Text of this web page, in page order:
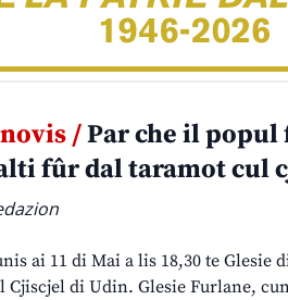
/Par che il popul
fûr dal taramot cul
ai 11 di Mai a lis 18,30 te Glesie
Cjiscjel di Udin. Glesie Furlane,